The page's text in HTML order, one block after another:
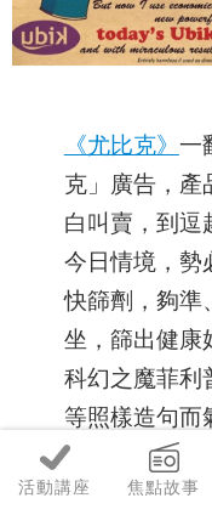
活動講座 焦點故事
《尤比克》 一
克」廣告，產
白叫賣，到逗
今日情境，勢
快篩劑，夠準
坐，篩出健康
科幻之魔菲利
等照樣造句而
小編或許也算